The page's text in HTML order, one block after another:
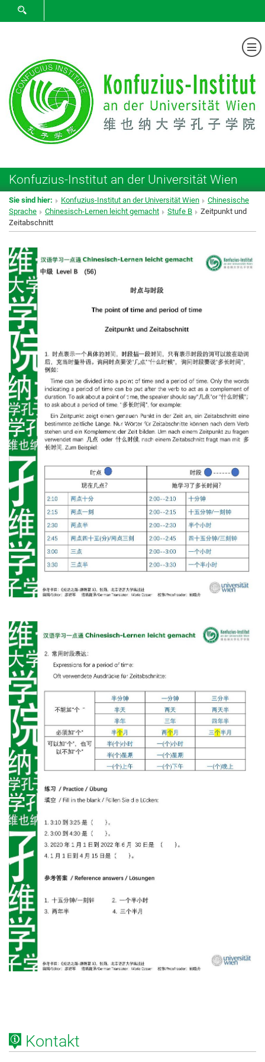
SUCHFORMULAR ÖFFNEN
Konfuzius-Institut an der Universität Wien
Sie sind hier: Konfuzius-Institut an der Universität Wien
Chinesische
Sprache
Chinesisch-Lernen leicht gemacht Stufe B
Zeitpunkt und
Zeitabschnitt
Kontakt